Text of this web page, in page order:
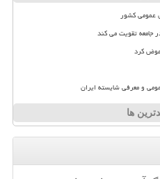
عمومی کشور
جامعه تقویت می کند
کرد
و معرفی شایسته ایران
ها